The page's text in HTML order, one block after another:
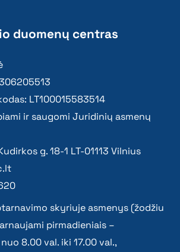
duomenų centras
LT100015583514
ir saugomi Juridinių asmenų
g. 18-1 LT-01113 Vilnius
skyriuje asmenys (žodžiu
pirmadieniais –
8.00 val. iki 17.00 val.,